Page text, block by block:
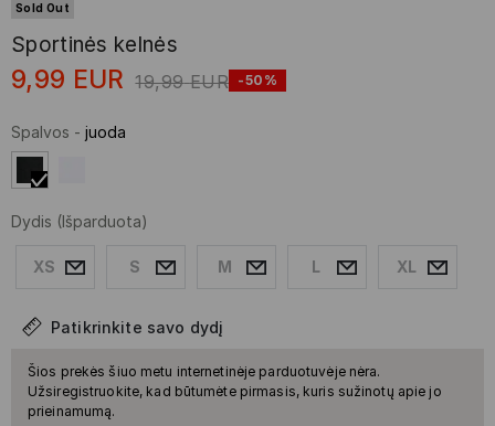
Sold Out
Sportinės kelnės
9,99 EUR 19,99 EUR -50%
Spalvos - juoda
Dydis (Išparduota)
XS S M L XL
Patikrinkite savo dydį
Šios prekės šiuo metu internetinėje parduotuvėje nėra.
Užsiregistruokite, kad būtumėte pirmasis, kuris sužinotų apie jo
prieinamumą.